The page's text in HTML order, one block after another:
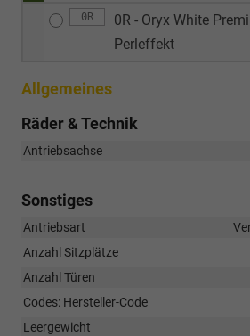
0R
0R - Oryx White
Perleffekt
Allgemeines
Räder & Technik
Antriebsachse
Sonstiges
Antriebsart
Anzahl Sitzplätze
Anzahl Türen
Codes: Hersteller-Code
Leergewicht